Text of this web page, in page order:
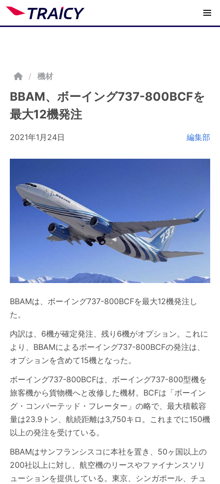
/ 機材
BBAM、ボーイング737-800BCFを
最大12機発注
2021年1月24日 編集部
BBAMは、ボーイング737-800BCFを最大12機発注し
た。
内訳は、6機が確定発注、残り6機がオプション。これに
より、BBAMによるボーイング737-800BCFの発注は、
オプションを含めて15機となった。
ボーイング737-800BCFは、ボーイング737-800型機を
旅客機から貨物機へと改修した機材。BCFは「ボーイン
グ・コンバーテッド・フレーター」の略で、最大積載容
量は23.9トン、航続距離は3,750キロ。これまでに150機
以上の発注を受けている。
BBAMはサンフランシスコに本社を置き、50ヶ国以上の
200社以上に対し、航空機のリースやファイナンスソリ
ューションを提供している。東京、シンガポール、チュ